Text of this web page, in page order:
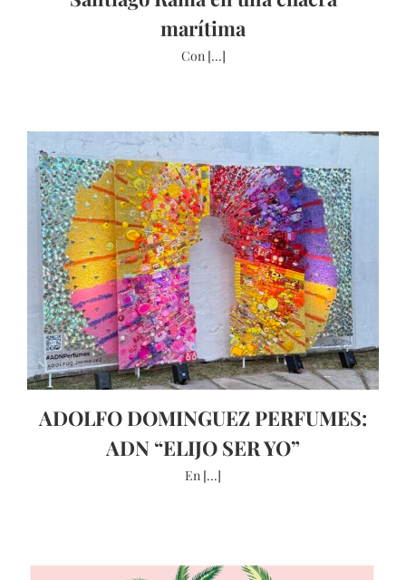
marítima
Con [...]
ADOLFO DOMINGUEZ PERFUMES:
ADN “ELIJO SER YO”
En [...]